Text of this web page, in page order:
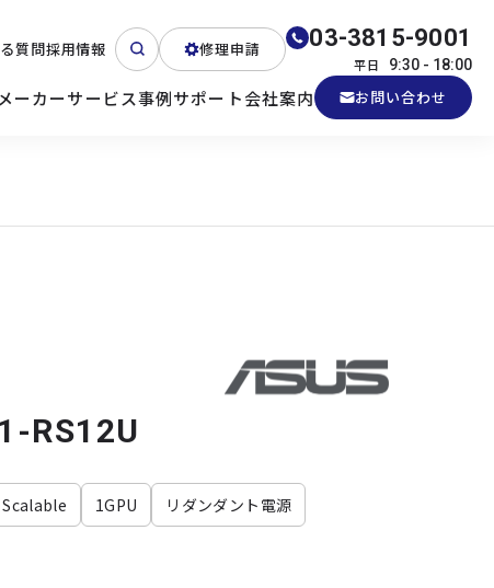
質問採用情報 修理申請 03-3815-9001
平日 9:30 - 18:00
産業用PC
ーカーサービス事例サポート会社案内 お問い合わせ
RS12U
1GPU
リダンダント電源